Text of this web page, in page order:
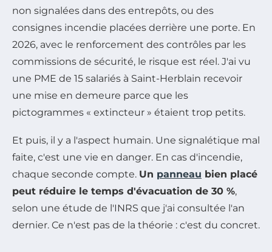
non signalées dans des entrepôts, ou des
consignes incendie placées derrière une porte. En
2026, avec le renforcement des contrôles par les
commissions de sécurité, le risque est réel. J'ai vu
une PME de 15 salariés à Saint-Herblain recevoir
une mise en demeure parce que les
pictogrammes « extincteur » étaient trop petits.
Et puis, il y a l'aspect humain. Une signalétique mal
faite, c'est une vie en danger. En cas d'incendie,
chaque seconde compte. Un panneau bien placé
peut réduire le temps d'évacuation de 30 %,
selon une étude de l'INRS que j'ai consultée l'an
dernier. Ce n'est pas de la théorie : c'est du concret.